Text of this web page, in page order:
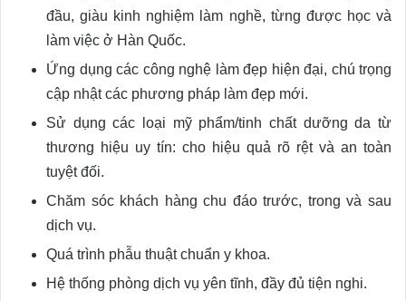
đầu, giàu kinh nghiệm làm nghề, từng được học và
làm việc ở Hàn Quốc.
Ứng dụng các công nghệ làm đẹp hiện đại, chú trọng
cập nhật các phương pháp làm đẹp mới.
Sử dụng các loại mỹ phẩm/tinh chất dưỡng da từ
thương hiệu uy tín: cho hiệu quả rõ rệt và an toàn
tuyệt đối.
Chăm sóc khách hàng chu đáo trước, trong và sau
dịch vụ.
Quá trình phẫu thuật chuẩn y khoa.
Hệ thống phòng dịch vụ yên tĩnh, đầy đủ tiện nghi.